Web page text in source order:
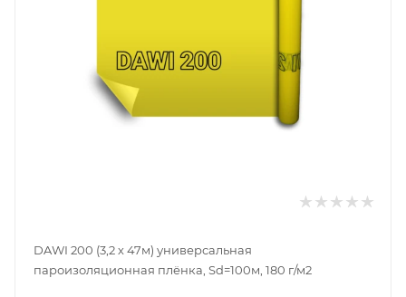
DAWI 200 (3,2 х 47м) универсальная
пароизоляционная плёнка, Sd=100м, 180 г/м2